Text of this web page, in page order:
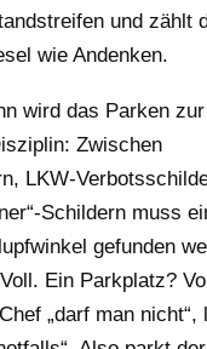
und zählt
wie Andenken.
wird das Parken zur
Zwischen
LKW-
Schildern muss
gefunden
Ein Parkplatz?
„darf man nicht“,